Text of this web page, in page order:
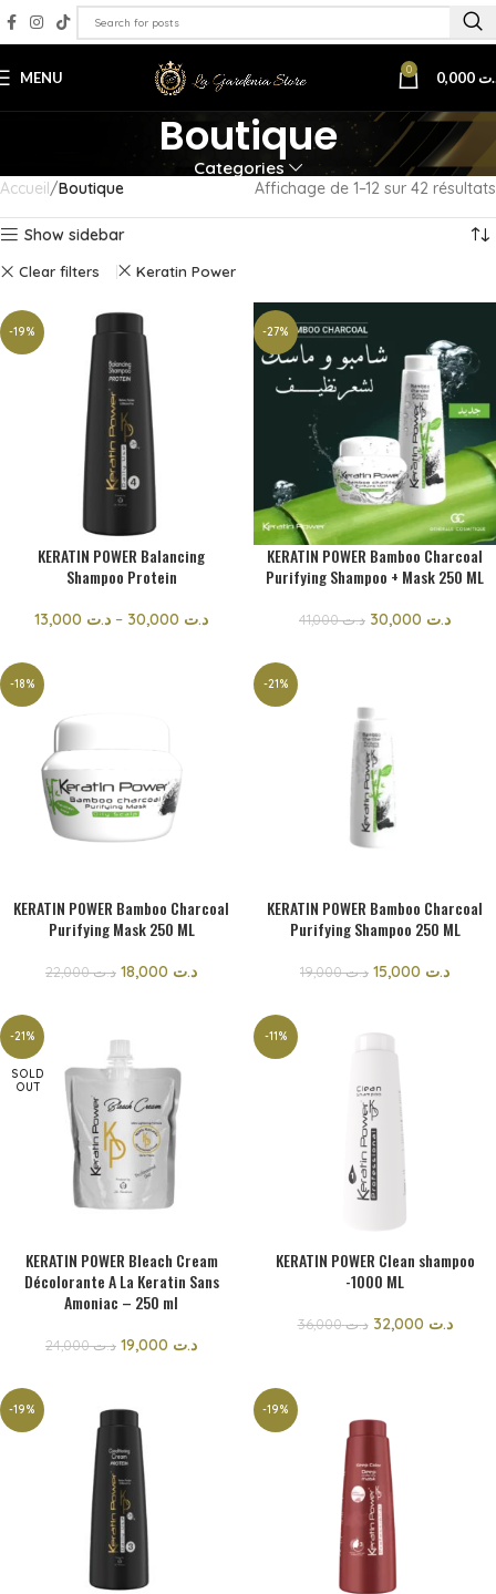
MENU 0
Boutique
Categories
Accueil Boutique Affichage de 1–12 sur 42 résultats
Show sidebar
Clear filters Keratin Power
-19%
KERATIN POWER Balancing
Shampoo Protein
د.ت – د.ت
-27%
KERATIN POWER Bamboo Charcoal
Purifying Shampoo + Mask 250 ML
د.ت41,000 د.ت
-18%
KERATIN POWER Bamboo Charcoal
Purifying Mask 250 ML
د.ت22,000 د.ت
-21%
KERATIN POWER Bamboo Charcoal
Purifying Shampoo 250 ML
د.ت19,000 د.ت
-21%
SOLD
OUT
KERATIN POWER Bleach Cream
Décolorante A La Keratin Sans
Amoniac – 250 ml
د.ت24,000 د.ت
-11%
KERATIN POWER Clean shampoo
-1000 ML
د.ت36,000 د.ت
-19% -19%